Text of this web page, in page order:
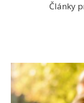
Články